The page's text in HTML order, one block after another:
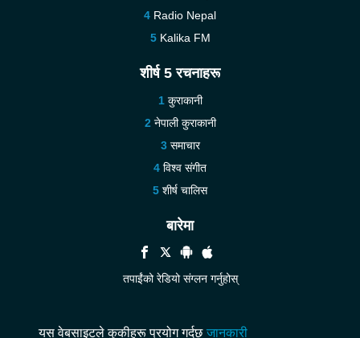
Radio Nepal
Kalika FM
शीर्ष 5 रचनाहरू
कुराकानी
नेपाली कुराकानी
समाचार
विश्व संगीत
शीर्ष चालिस
बारेमा
तपाईंंको रेडियो संग्लन गर्नुहोस्
हामीलाई सम्पर्क गर्नुहोस्
यस वेबसाइटले कुकीहरू प्रयोग गर्दछ जानकारी